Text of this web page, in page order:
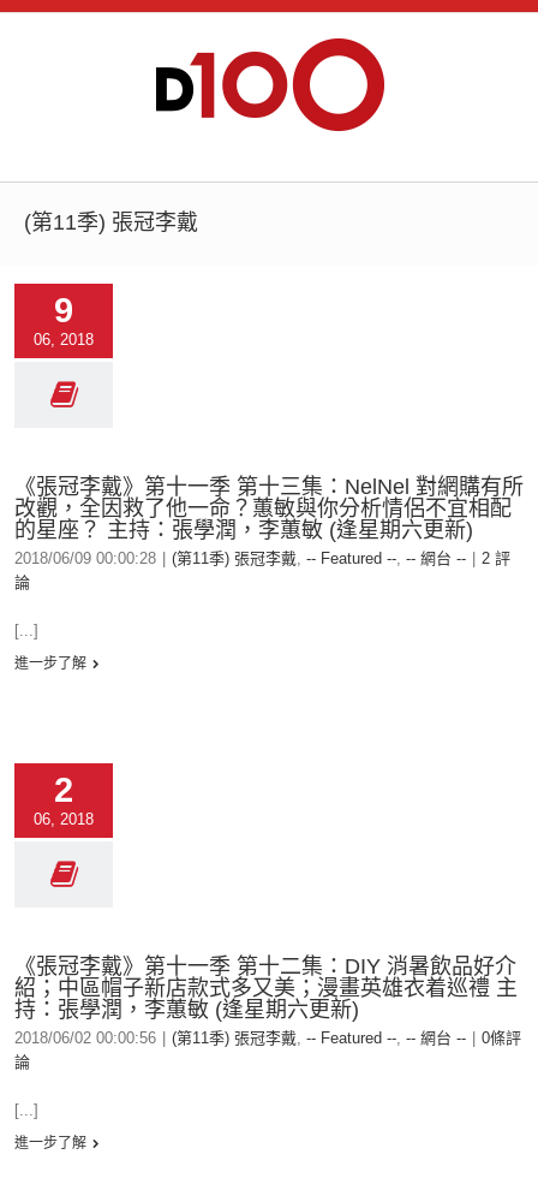
(第11季) 張冠李戴
9
06, 2018
《張冠李戴》第十一季 第十三集：NelNel 對網購有所
改觀，全因救了他一命？蕙敏與你分析情侶不宜相配
的星座？ 主持：張學潤，李蕙敏 (逢星期六更新)
2018/06/09 00:00:28 (第11季) 張冠李戴, -- Featured --, -- 網台 --
2 評
論
[...]
進一步了解
2
06, 2018
《張冠李戴》第十一季 第十二集：DIY 消暑飲品好介
紹；中區帽子新店款式多又美；漫畫英雄衣着巡禮 主
持：張學潤，李蕙敏 (逢星期六更新)
2018/06/02 00:00:56 (第11季) 張冠李戴, -- Featured --, -- 網台 --
0條評
論
[...]
進一步了解